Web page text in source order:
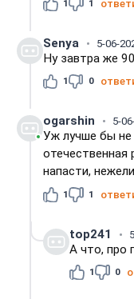
1 1
Senya 5-06-
Ну завтра же
1 0
ogarshin 5-
Уж лучше бы не
напасти,
1 1
top241
А что, про
1 0